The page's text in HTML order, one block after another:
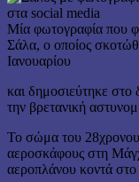
Μία φωτογραφία που
Σάλα, ο οποίος
Ιανουαρίου
και δημοσιεύτηκε
την βρετανική
Το σώμα του 28χρονου
αεροσκάφους στη
αεροπλάνου κοντά στο